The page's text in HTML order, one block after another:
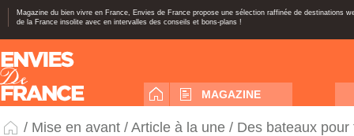
Magazine du bien vivre en France, Envies de France propose une sélection raffinée de destinations
de la France insolite avec en intervalles des conseils et bons-plans !
MAGAZINE
/ Mise en avant / Article à la une / Des bateaux